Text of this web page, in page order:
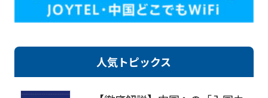
人気トピックス